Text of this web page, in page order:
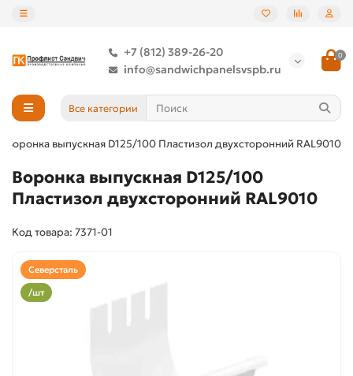
+7 (812) 389-26-20
info@sandwichpanelsvspb.ru
0
Все категории
Воронка выпускная D125/100 Пластизол двухсторонний RAL9010
Воронка выпускная D125/100
Пластизол двухсторонний RAL9010
Код товара: 7371-01
Северсталь
/шт